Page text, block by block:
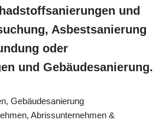
und
Asbestsanierung
oder
und Gebäudesanierung.
Gebäudesanierung
Abrissunternehmen &